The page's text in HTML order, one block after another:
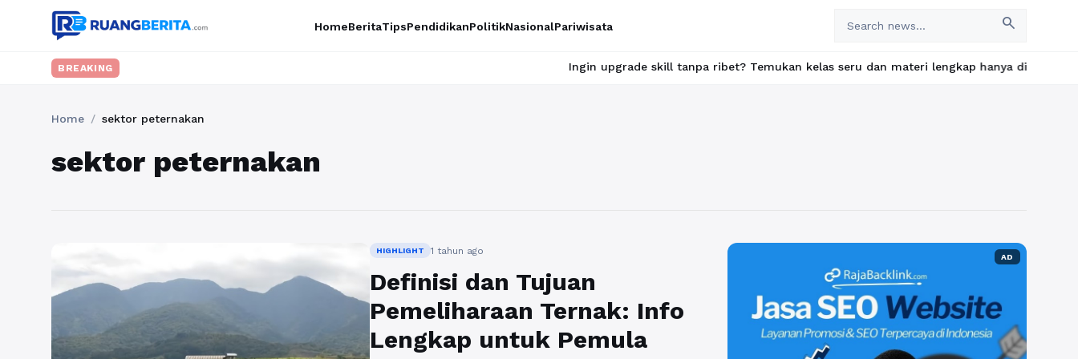
HomeBeritaTipsPendidikanPolitikNasionalPariwisata search
BREAKING Ingin upgrade skill tanpa ribet? Temukan kelas seru dan materi lengkap hanya di YukBelajar.com.
Home / sektor peternakan
sektor peternakan
HIGHLIGHT 1 tahun ago
Definisi dan Tujuan
Pemeliharaan Ternak: Info
Lengkap untuk Pemula
AD